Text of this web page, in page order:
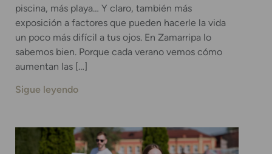
piscina, más playa… Y claro, también más
exposición a factores que pueden hacerle la vida
un poco más difícil a tus ojos. En Zamarripa lo
sabemos bien. Porque cada verano vemos cómo
aumentan las […]
Sigue leyendo